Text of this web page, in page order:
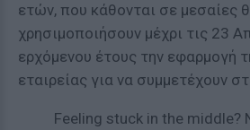
ετών, που κάθονται σε μεσαίες
χρησιμοποιήσουν μέχρι τις 23
ερχόμενου έτους την εφαρμογή
εταιρείας για να συμμετέχουν
Feeling stuck in the middle?